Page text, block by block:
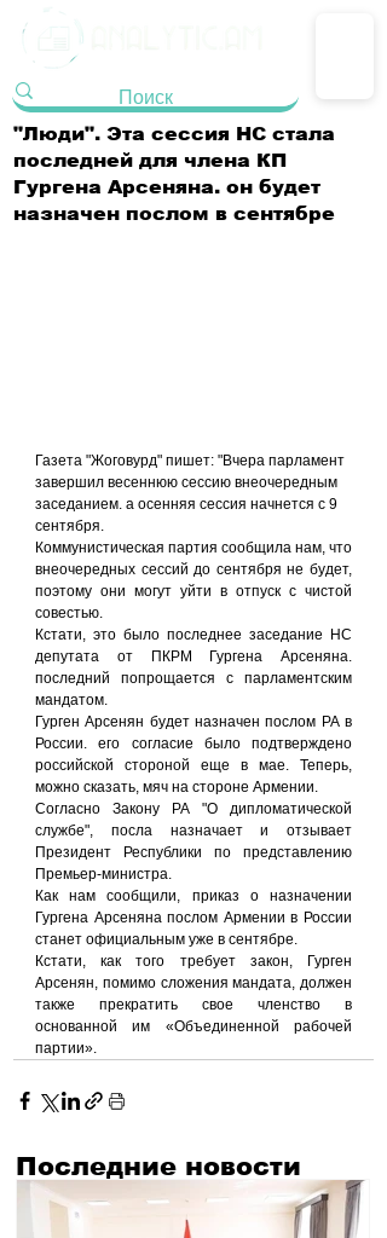
"Люди". Эта сессия НС стала
последней для члена КП
Гургена Арсеняна. он будет
назначен послом в сентябре
Газета "Жоговурд" пишет: "Вчера парламент
завершил весеннюю сессию внеочередным
заседанием. а осенняя сессия начнется с 9
сентября.
Коммунистическая партия сообщила нам, что
внеочередных сессий до сентября не будет,
поэтому они могут уйти в отпуск с чистой
совестью.
Кстати, это было последнее заседание НС
депутата от ПКРМ Гургена Арсеняна.
последний попрощается с парламентским
мандатом.
Гурген Арсенян будет назначен послом РА в
России. его согласие было подтверждено
российской стороной еще в мае. Теперь,
можно сказать, мяч на стороне Армении.
Согласно Закону РА "О дипломатической
службе", посла назначает и отзывает
Президент Республики по представлению
Премьер-министра.
Как нам сообщили, приказ о назначении
Гургена Арсеняна послом Армении в России
станет официальным уже в сентябре.
Кстати, как того требует закон, Гурген
Арсенян, помимо сложения мандата, должен
также прекратить свое членство в
основанной им «Объединенной рабочей
партии».
Последние новости